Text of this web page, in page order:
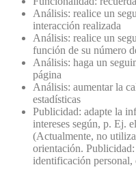
Análisis: realice un
interacción realizada
Análisis: realice un
función de su número
Análisis: haga un
página
Análisis: aumentar la
estadísticas
Publicidad: adapte la
intereses según, p. Ej.
(Actualmente, no
orientación.
identificación